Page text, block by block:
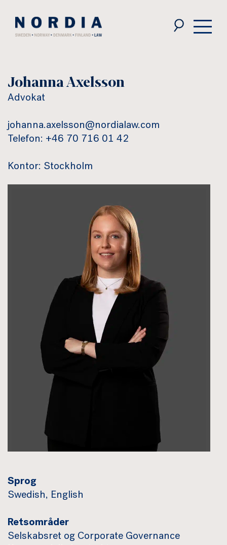
Law
Johanna Axelsson
Advokat
johanna.axelsson@nordialaw.com
Telefon: +46 70 716 01 42
Kontor: Stockholm
Sprog
Swedish, English
Retsområder
Selskabsret og Corporate Governance